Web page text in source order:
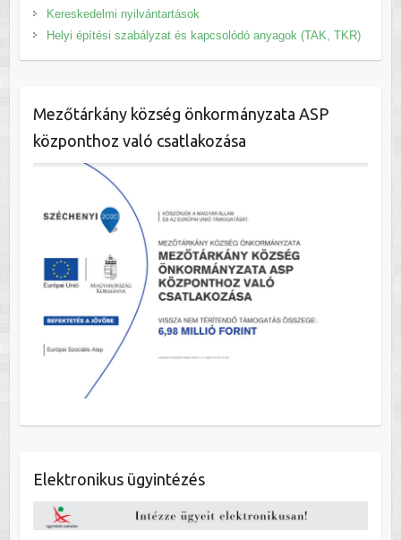
Kereskedelmi nyilvántartások
Helyi építési szabályzat és kapcsolódó anyagok (TAK, TKR)
Mezőtárkány község önkormányzata ASP
központhoz való csatlakozása
Elektronikus ügyintézés